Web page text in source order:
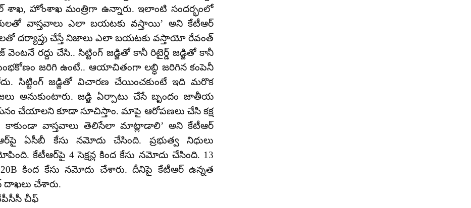
శాఖ, హోంశాఖ మంత్రిగా ఉన్నారు. ఇలాంటి సందర్భంలో
వాస్తవాలు ఎలా బయటకు వస్తాయి’ అని కేటీఆర్
దర్యాప్తు చేస్తే నిజాలు ఎలా బయటకు వస్తాయో రేవంత్
రద్దు చేసి.. సిట్టింగ్ జడ్జితో కానీ రిటైర్డ్ జడ్జితో కానీ
జరిగి ఉంటే.. ఆయాచితంగా లబ్ధి జరిగిన కంపెనీ
లేదు. సిట్టింగ్ జడ్జితో విచారణ చేయించకుంటే ఇది మరొక
అనుకుంటారు. జడ్జి ఏర్పాటు చేసే బృందం జాతీయ
చేయాలని కూడా సూచిస్తాం. మాపై ఆరోపణలు చేసి కక్ష
వాస్తవాలు తెలిసేలా మాట్లాడాలి’ అని కేటీఆర్
ఏసీబీ కేసు నమోదు చేసింది. ప్రభుత్వ నిధులు
కేటీఆర్‌పై 4 సెక్షన్ల కింద కేసు నమోదు చేసింది. 13
కింద కేసు నమోదు చేశారు. దీనిపై కేటీఆర్ ఉన్నత
చేశారు.
చీఫ్